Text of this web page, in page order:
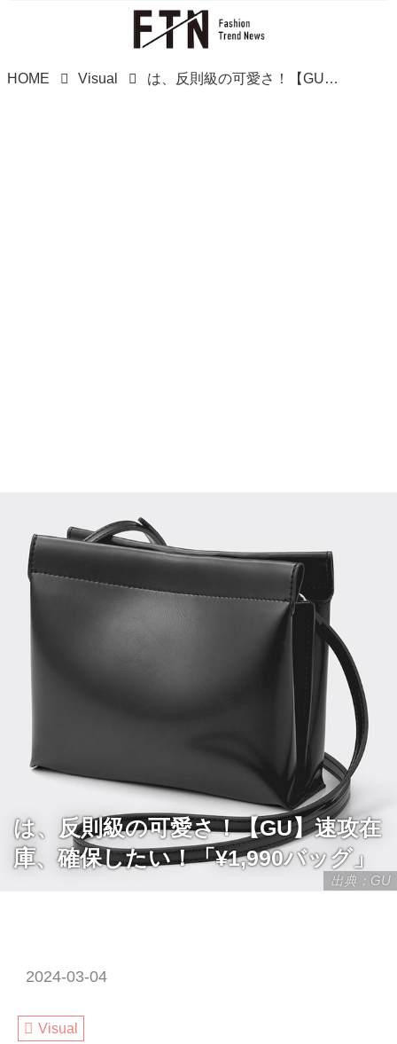
HOME Visual は、反則級の可愛さ！【GU】速攻在庫、確保したい！「¥1,990バッグ」
出典：GU
は、反則級の可愛さ！【GU】速攻在
庫、確保したい！「¥1,990バッグ」
2024-03-04
Visual